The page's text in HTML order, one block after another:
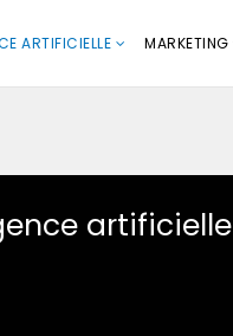
ARTIFICIELLE MARKETING
artificielle